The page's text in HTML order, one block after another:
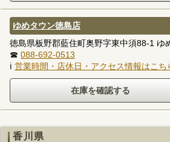
ゆめタウン徳島店
徳島県板野郡藍住町奥野字東中須88-1 ゆ
☎ 088-692-0513
ℹ 営業時間・店休日・アクセス情報はこち
香川県